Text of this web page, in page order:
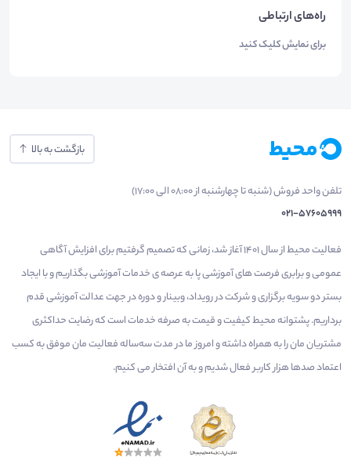
راه‌های ارتباطی
برای نمایش کلیک کنید
بازگشت به بالا
تلفن واحد فروش (شنبه تا چهارشنبه از 08:00 الی 17:00)
021-57605999
فعالیت محیط از سال 1401 آغاز شد، زمانی که تصمیم گرفتیم برای افزایش آگاهی
عمومی و برابری فرصت های آموزشی پا به عرصه ی خدمات آموزشی بگذاریم و با ایجاد
بستر دو سویه برگزاری و شرکت در رویداد، وبینار و دوره در جهت عدالت آموزشی قدم
برداریم. پشتوانه محیط کیفیت و قیمت به صرفه خدمات است که رضایت حداکثری
مشتریان مان را به همراه داشته و امروز ما در مدت سه‌ساله فعالیت مان موفق به کسب
اعتماد صدها هزار کاربر فعال شدیم و به آن افتخار می‌ کنیم.